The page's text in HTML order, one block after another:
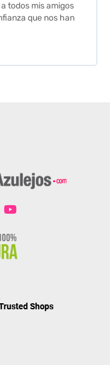
todos mis amigos
que nos han